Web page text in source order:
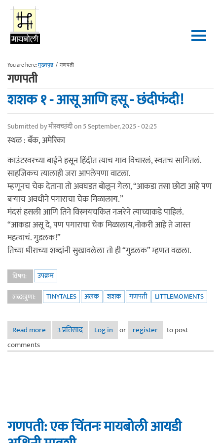
Skip to main content
You are here:मुख्यपृष्ठ / गणपती
गणपती
शशक १ - आसू आणि हसू - छंदीफंदी!
Submitted byमीस्वच्छंदीon 5 September, 2025 - 02:25
स्थळ : बँक, अमेरिका
काउंटरवरच्या बाईने हसून हिंदीत त्याच गाव विचारलं, स्वतःच सागितलं.
साहजिकच त्यालाही जरा आपलेपणा वाटला.
म्हणूनच चेक देताना तो अवघडत बोलून गेला, “आकडा तसा छोटा आहे पण
बऱ्याच अवधीने पगाराचा चेक मिळालाय.”
मंदसं हसली आणि तिने विस्मयचकित नजरेने त्याच्याकडे पाहिलं.
“आकडा असू दे, पण पगाराचा चेक मिळालाय,नोकरी आहे ते जास्त
महत्वाचं. गुडलक!”
तिच्या धीराच्या शब्दांनी सुखावलेला तो ही “गुडलक” म्हणत वळला.
विषय:
उपक्रम
शब्दखुणा:
TINYTALES अलक शशक गणपती LITTLEMOMENTS
Read more about शशक १ - आसू आणि हसू - छंदीफंदी!
3 प्रतिसाद Log in or register
to post
comments
गणपती: एक चिंतनः मायबोली आयडी